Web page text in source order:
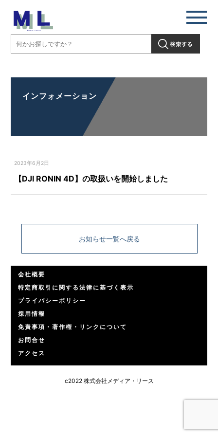
インフォメーション
2023年6月2日
【DJI RONIN 4D】の取扱いを開始しました
お知らせ一覧へ戻る
会社概要
特定商取引に関する法律に基づく表示
プライバシーポリシー
採用情報
免責事項・著作権・リンクについて
お問合せ
アクセス
c2022 株式会社メディア・リース